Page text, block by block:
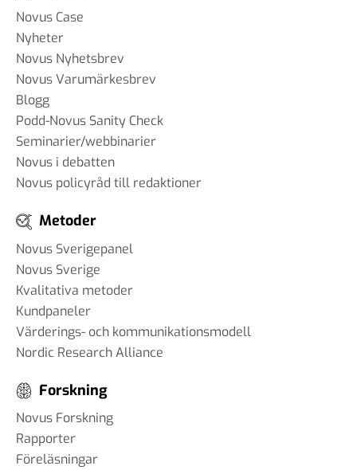
Novus Case
Nyheter
Novus Nyhetsbrev
Novus Varumärkesbrev
Blogg
Podd-Novus Sanity Check
Seminarier/webbinarier
Novus i debatten
Novus policyråd till redaktioner
Metoder
Novus Sverigepanel
Novus Sverige
Kvalitativa metoder
Kundpaneler
Värderings- och kommunikationsmodell
Nordic Research Alliance
Forskning
Novus Forskning
Rapporter
Föreläsningar